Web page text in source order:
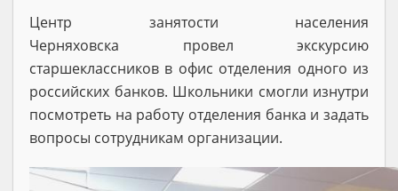
Центр занятости населения
Черняховска провел экскурсию
старшеклассников в офис отделения одного из
российских банков. Школьники смогли изнутри
посмотреть на работу отделения банка и задать
вопросы сотрудникам организации.